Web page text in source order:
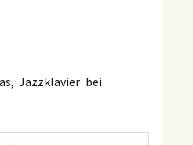
Jazzklavier bei